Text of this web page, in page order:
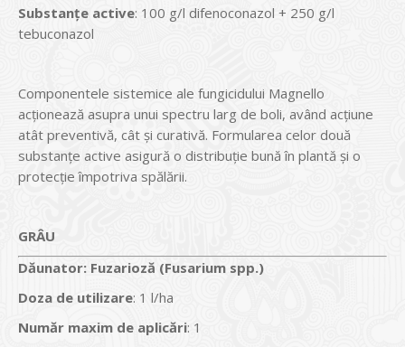
Substanțe active: 100 g/l difenoconazol + 250 g/l
tebuconazol
Componentele sistemice ale fungicidului Magnello
acţionează asupra unui spectru larg de boli, având acţiune
atât preventivă, cât şi curativă. Formularea celor două
substanţe active asigură o distribuţie bună în plantă şi o
protecţie împotriva spălării.
GRÂU
Dăunator: Fuzarioză (Fusarium spp.)
Doza de utilizare: 1 l/ha
Număr maxim de aplicări: 1